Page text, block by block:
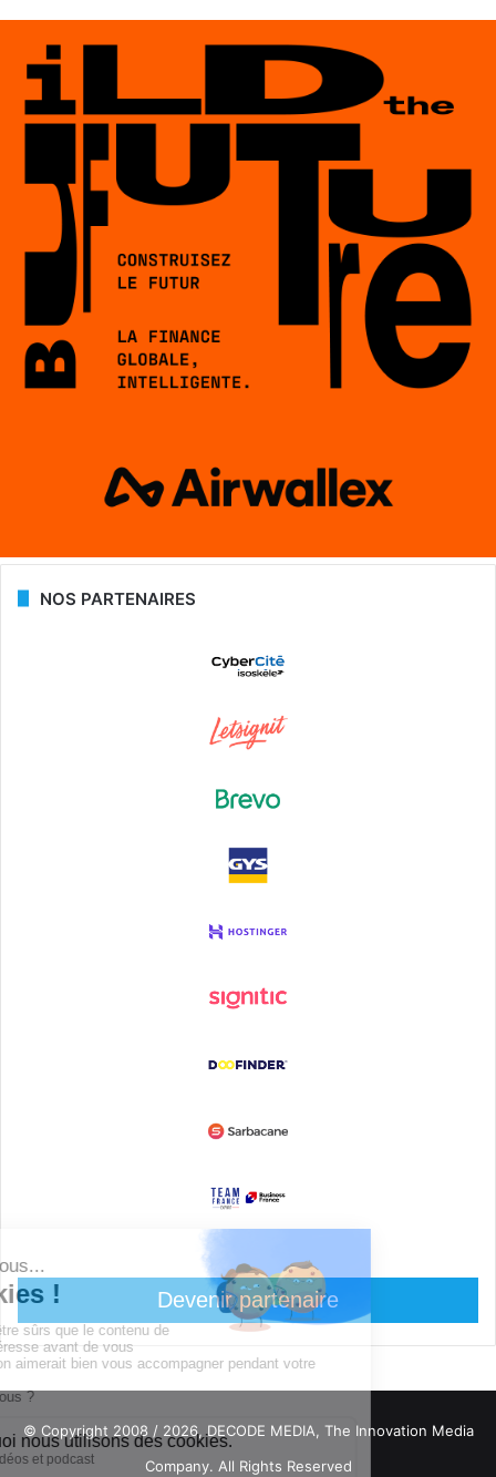
NOS PARTENAIRES
Devenir partenaire
© Copyright 2008 / 2026,DECODE MEDIA, The Innovation Media
Company. All Rights Reserved